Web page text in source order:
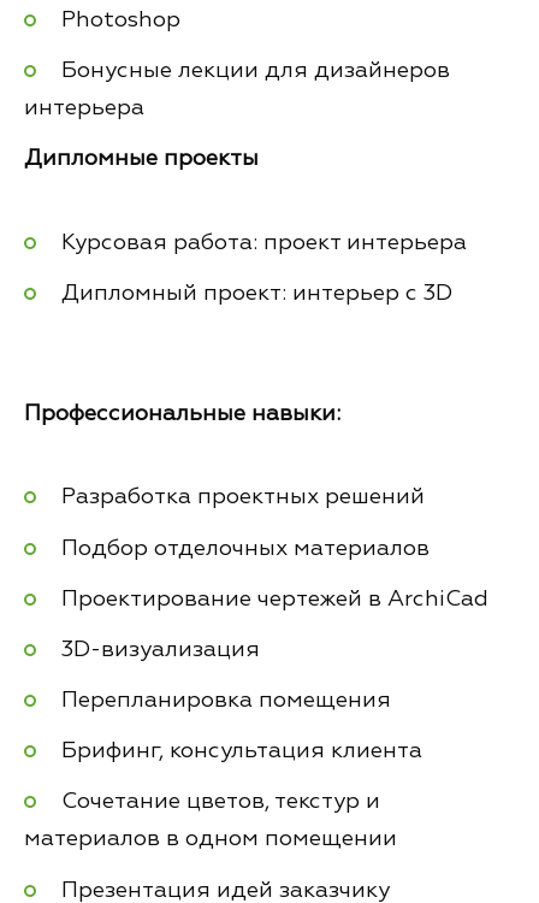
Photoshop
Бонусные лекции для дизайнеров
интерьера
Дипломные проекты
Курсовая работа: проект интерьера
Дипломный проект: интерьер с 3D
Профессиональные навыки:
Разработка проектных решений
Подбор отделочных материалов
Проектирование чертежей в ArchiCad
3D-визуализация
Перепланировка помещения
Брифинг, консультация клиента
Сочетание цветов, текстур и
материалов в одном помещении
Презентация идей заказчику